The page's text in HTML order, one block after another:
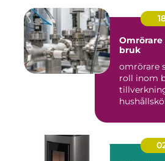
bruk
omrörare
roll inom